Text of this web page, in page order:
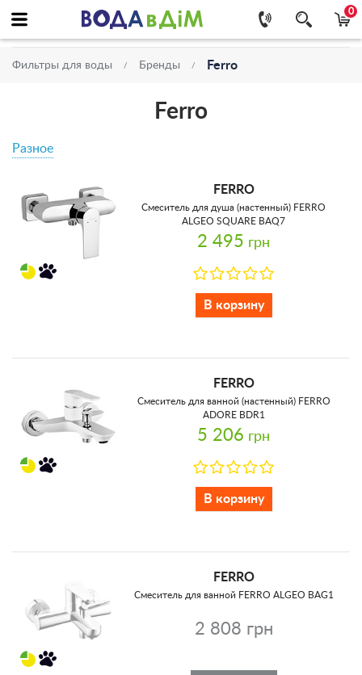
0
Фильтры для воды Бренды Ferro
Ferro
Разное
FERRO
Смеситель для душа (настенный) FERRO
ALGEO SQUARE BAQ7
2 495 грн
В корзину
FERRO
Смеситель для ванной (настенный) FERRO
ADORE BDR1
5 206 грн
В корзину
FERRO
Смеситель для ванной FERRO ALGEO BAG1
2 808 грн